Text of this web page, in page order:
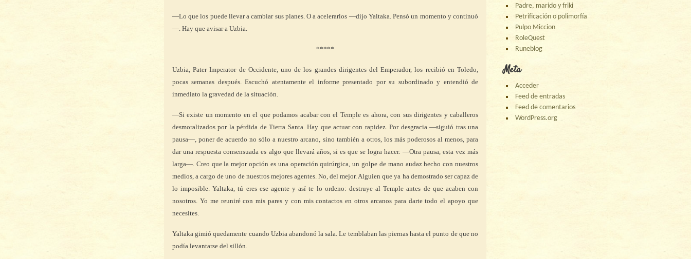
—Lo que los puede llevar a cambiar sus planes. O a acelerarlos —dijo Yaltaka. Pensó un momento y continuó
—. Hay que avisar a Uzbia.
*****
Uzbia, Pater Imperator de Occidente, uno de los grandes dirigentes del Emperador, los recibió en Toledo,
pocas semanas después. Escuchó atentamente el informe presentado por su subordinado y entendió de
inmediato la gravedad de la situación.
—Si existe un momento en el que podamos acabar con el Temple es ahora, con sus dirigentes y caballeros
desmoralizados por la pérdida de Tierra Santa. Hay que actuar con rapidez. Por desgracia —siguió tras una
pausa—, poner de acuerdo no sólo a nuestro arcano, sino también a otros, los más poderosos al menos, para
dar una respuesta consensuada es algo que llevará años, si es que se logra hacer. —Otra pausa, esta vez más
larga—. Creo que la mejor opción es una operación quirúrgica, un golpe de mano audaz hecho con nuestros
medios, a cargo de uno de nuestros mejores agentes. No, del mejor. Alguien que ya ha demostrado ser capaz de
lo imposible. Yaltaka, tú eres ese agente y así te lo ordeno: destruye al Temple antes de que acaben con
nosotros. Yo me reuniré con mis pares y con mis contactos en otros arcanos para darte todo el apoyo que
necesites.
Yaltaka gimió quedamente cuando Uzbia abandonó la sala. Le temblaban las piernas hasta el punto de que no
podía levantarse del sillón.
Padre, marido y friki
Petrificación o polimorfía
Pulpo Miccion
RoleQuest
Runeblog
Meta
Acceder
Feed de entradas
Feed de comentarios
WordPress.org